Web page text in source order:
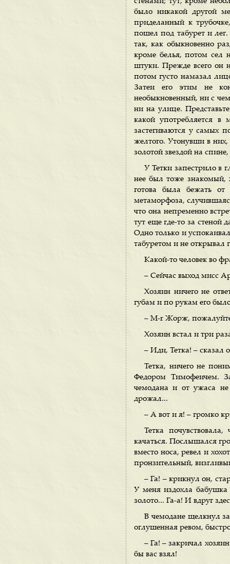
было никакой другой
приделанный к
пошел под табурет и лег.
так, как обыкновенно
кроме белья, потом сел
штуки. Прежде всего он
потом густо намазал
Затеи его этим не
необыкновенный, ни с
ни на улице.
какой употребляется в
застегиваются у самых
желтого. Утонувши в
золотой звездой на
У Тетки запестрило в
нее был тоже знакомый,
готова была бежать от
метаморфоза,
что она непременно
тут еще где-то за
Одно только и
табуретом и не открывал
Какой-то человек во
– Сейчас выход мисс
Хозяин ничего не
губам и по рукам его
– М-r Жорж,
Хозяин встал и три
– Иди, Тетка! – сказал
Тетка, ничего не
Федором Тимофеичем.
чемодана и от ужаса
дрожал...
– А вот и я! – громко
Тетка
качаться. Послышался
вместо носа, ревел и
пронзительный,
– Га! – крикнул он,
У меня издохла бабушка
золото... Га-а! И вдруг
В чемодане щелкнул
оглушенная ревом,
– Га! – закричал
бы вас взял!